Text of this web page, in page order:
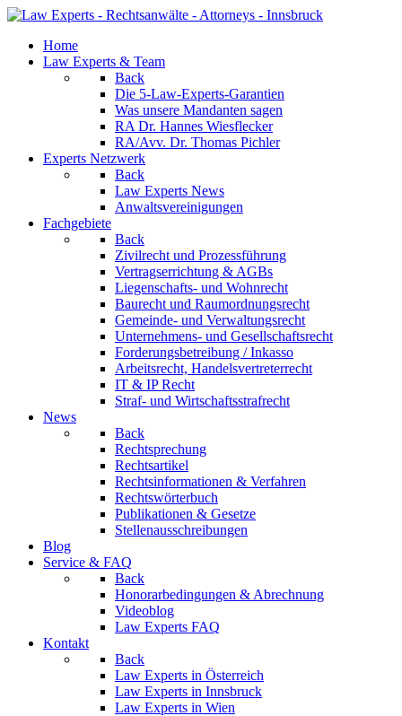
Home
Law Experts & Team
Back
Die 5-Law-Experts-Garantien
Was unsere Mandanten sagen
RA Dr. Hannes Wiesflecker
RA/Avv. Dr. Thomas Pichler
Experts Netzwerk
Back
Law Experts News
Anwaltsvereinigungen
Fachgebiete
Back
Zivilrecht und Prozessführung
Vertragserrichtung & AGBs
Liegenschafts- und Wohnrecht
Baurecht und Raumordnungsrecht
Gemeinde- und Verwaltungsrecht
Unternehmens- und Gesellschaftsrecht
Forderungsbetreibung / Inkasso
Arbeitsrecht, Handelsvertreterrecht
IT & IP Recht
Straf- und Wirtschaftsstrafrecht
News
Back
Rechtsprechung
Rechtsartikel
Rechtsinformationen & Verfahren
Rechtswörterbuch
Publikationen & Gesetze
Stellenausschreibungen
Blog
Service & FAQ
Back
Honorarbedingungen & Abrechnung
Videoblog
Law Experts FAQ
Kontakt
Back
Law Experts in Österreich
Law Experts in Innsbruck
Law Experts in Wien